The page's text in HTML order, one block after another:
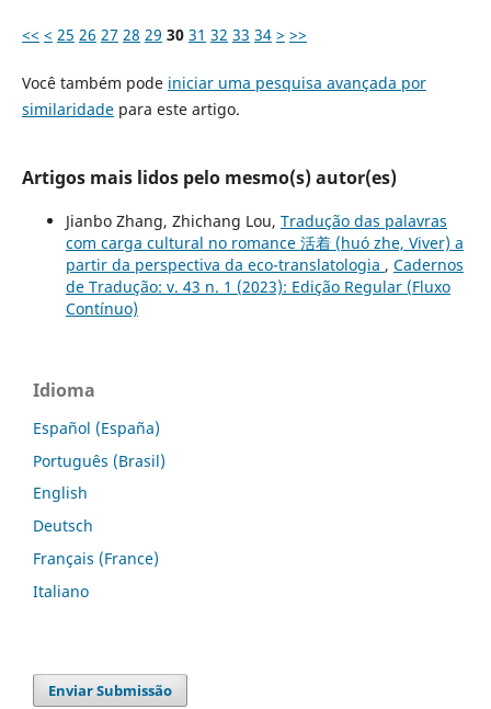
<< < 25 26 27 28 29 30 31 32 33 34 > >>
Você também pode iniciar uma pesquisa avançada por
similaridadepara este artigo.
Artigos mais lidos pelo mesmo(s) autor(es)
Jianbo Zhang, Zhichang Lou, Tradução das palavras
com carga cultural no romance 活着 (huó zhe, Viver) a
partir da perspectiva da eco-translatologia , Cadernos
de Tradução: v. 43 n. 1 (2023): Edição Regular (Fluxo
Contínuo)
Idioma
Español (España)
Português (Brasil)
English
Deutsch
Français (France)
Italiano
Enviar Submissão